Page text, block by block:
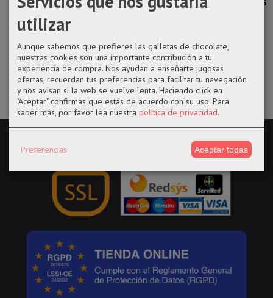
CHILD STAR
posket de
Blancanieves
32,90 €
Spiderman
Suga de BTS
utilizar
Aunque sabemos que prefieres las galletas de chocolate,
nuestras cookies son una importante contribución a tu
experiencia de compra. Nos ayudan a enseñarte jugosas
ofertas, recuerdan tus preferencias para facilitar tu navegación
y nos avisan si la web se vuelve lenta. Haciendo click en
"Aceptar" confirmas que estás de acuerdo con su uso. Para
saber más, por favor lea nuestra política de privacidad.
Preferencias Aceptar todas